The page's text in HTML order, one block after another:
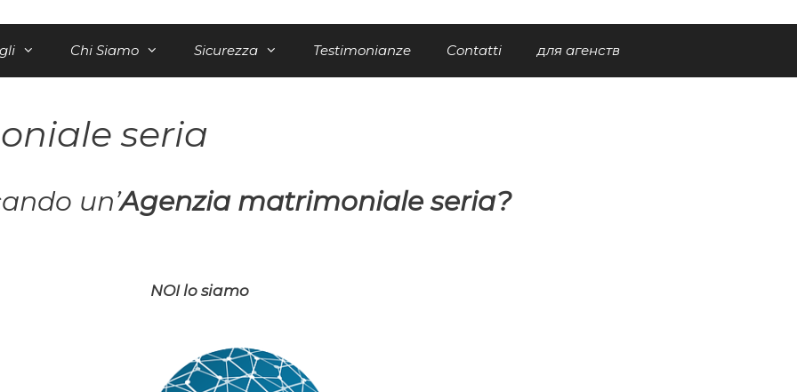
Chi Siamo Sicurezza Testimonianze Contatti для агенств
seria
un’Agenzia matrimoniale seria?
NOI lo siamo